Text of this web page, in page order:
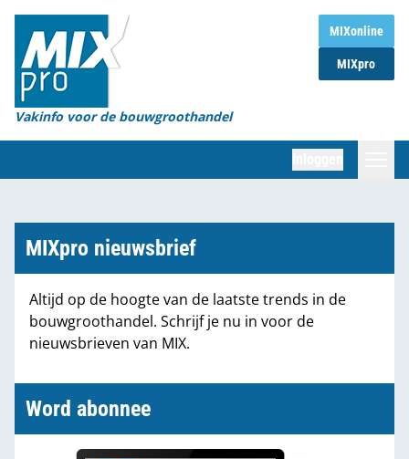
MIXonline
MIXpro
Vakinfo voor de bouwgroothandel
Home
Magazines
Organisaties
Marktcijfers
Partners
MIXpro nieuwsbrief
Altijd op de hoogte van de laatste trends in de
bouwgroothandel. Schrijf je nu in voor de
nieuwsbrieven van MIX.
Word abonnee